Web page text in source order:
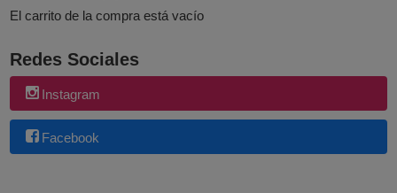
El carrito de la compra está vacío
Redes Sociales
Instagram
Facebook